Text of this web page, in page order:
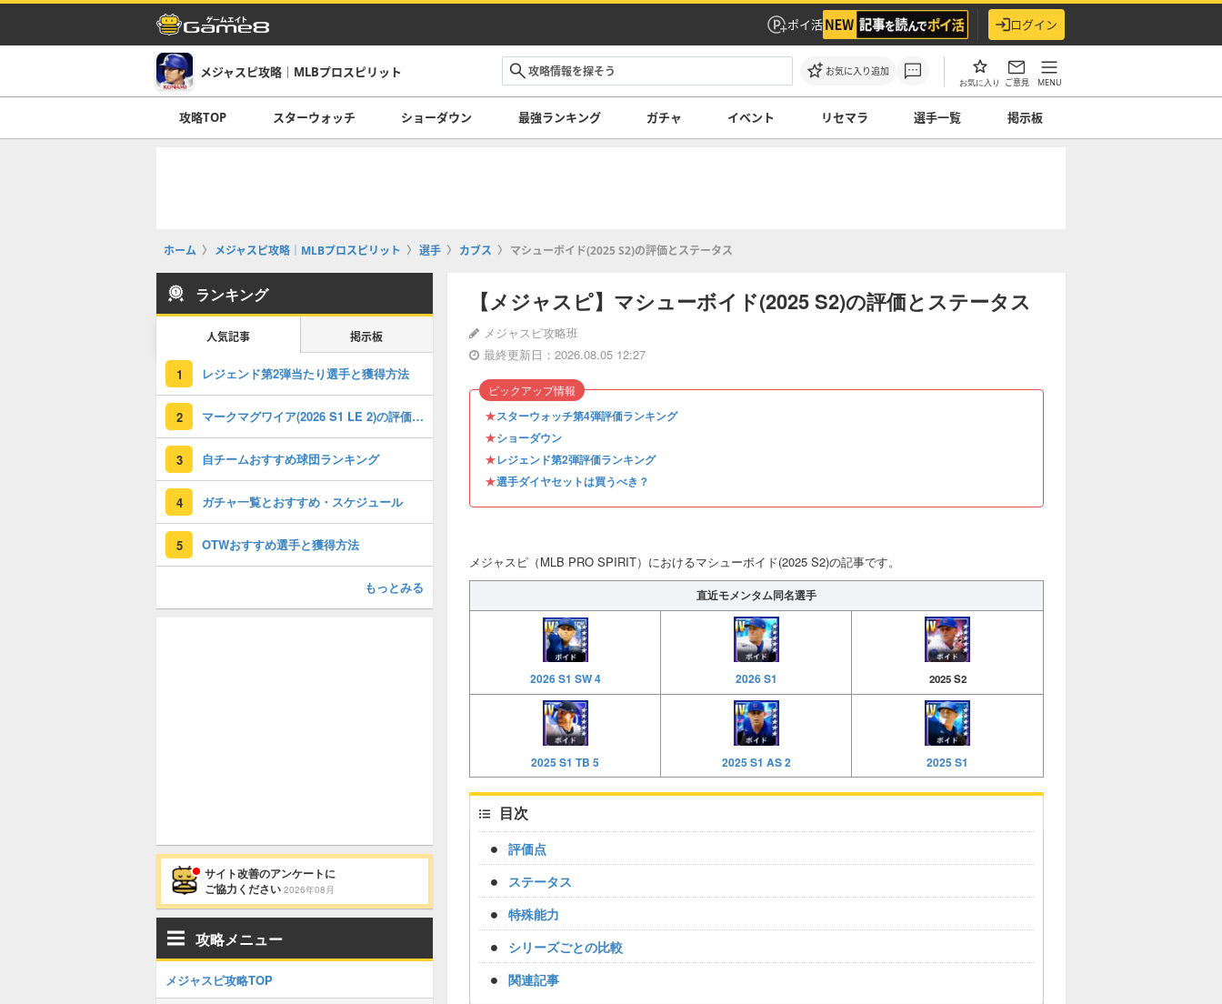
ポイ活 ログイン
メジャスピ攻略｜MLBプロスピリット お気に入り追加
お気に入り ご意見 MENU
攻略TOP スターウォッチ ショーダウン 最強ランキング ガチャ イベント リセマラ 選手一覧 掲示板
ホーム メジャスピ攻略｜MLBプロスピリット 選手 カブス マシューボイド(2025 S2)の評価とステータス
【メジャスピ】マシューボイド(2025 S2)の評価とステータス
メジャスピ攻略班
最終更新日：2026.08.05 12:27
★スターウォッチ第4弾評価ランキング
★ショーダウン
★レジェンド第2弾評価ランキング
★選手ダイヤセットは買うべき？
ピックアップ情報
メジャスピ（MLB PRO SPIRIT）におけるマシューボイド(2025 S2)の記事です。
直近モメンタム同名選手
2026 S1 SW 4 2026 S1 2025 S2
2025 S1 TB 5 2025 S1 AS 2 2025 S1
目次
評価点
ステータス
特殊能力
シリーズごとの比較
関連記事
ランキング
人気記事 掲示板
1 レジェンド第2弾当たり選手と獲得方法
2 マークマグワイア(2026 S1 LE 2)の評価とステータス
3 自チームおすすめ球団ランキング
4 ガチャ一覧とおすすめ・スケジュール
5 OTWおすすめ選手と獲得方法
もっとみる
サイト改善のアンケートに
ご協力ください 2026年08月
攻略メニュー
メジャスピ攻略TOP